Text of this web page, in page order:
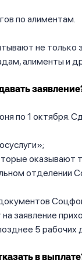
по алиментам.
не только
алименты и
по 1 октября.
оказывают
отделении
заявление
5 рабочих
в